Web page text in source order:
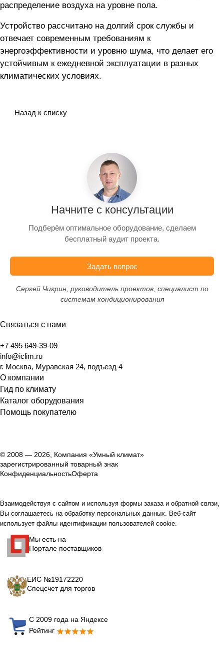
распределение воздуха на уровне пола.
Устройство рассчитано на долгий срок службы и
отвечает современным требованиям к
энергоэффективности и уровню шума, что делает его
устойчивым к ежедневной эксплуатации в разных
климатических условиях.
Назад к списку
Начните с консультации
Подберём оптимальное оборудование, сделаем
бесплатный аудит проекта.
Задать вопрос
Сергей Чигрин, руководитель проектов, специалист по
системам кондиционирования
Связаться с нами
+7 495 649-39-09
info@iclim.ru
г. Москва, Муравская 24, подъезд 4
О компании
Гид по климату
Каталог оборудования
Помощь покупателю
© 2008 — 2026, Компания «Умный климат»
зарегистрированный товарный знак
КонфиденциальностьОферта
Взаимодействуя с сайтом и используя формы заказа и обратной связи,
Вы соглашаетесь на обработку персональных данных. Веб-сайт
использует файлы идентификации пользователей cookie.
Мы есть на
Портале поставщиков
ЕИС №19172220
Спецсчет для торгов
С 2009 года на Яндексе
Рейтинг